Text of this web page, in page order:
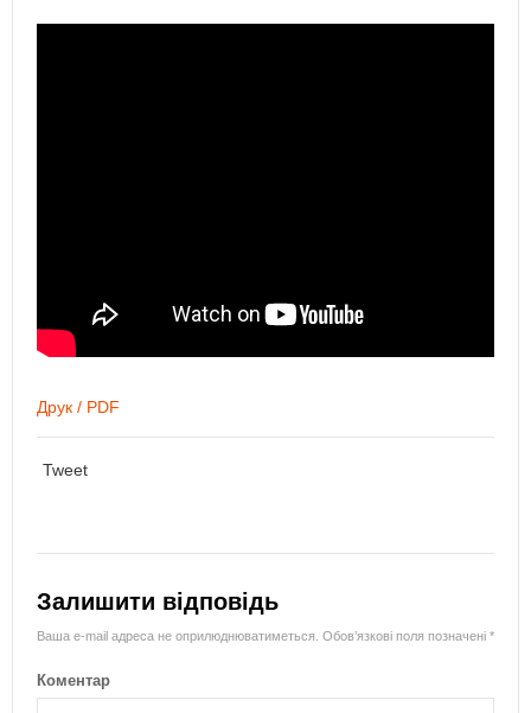
Друк / PDF
Tweet
Залишити відповідь
Ваша e-mail адреса не оприлюднюватиметься. Обов’язкові поля позначені *
Коментар